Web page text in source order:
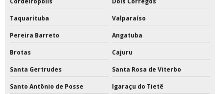
Taquarituba Valparaíso
Pereira Barreto Angatuba
Brotas Cajuru
Santa Gertrudes Santa Rosa de Viterbo
Santo Antônio de Posse Igaraçu do Tietê